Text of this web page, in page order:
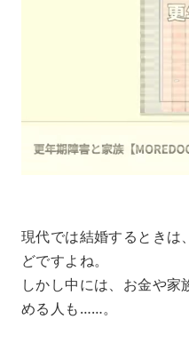
現代では結婚するときは
どですよね。
しかし中には、お金や
める人も……。